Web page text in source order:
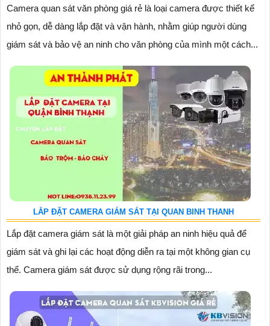
Camera quan sát văn phòng giá rẻ là loại camera được thiết kế
nhỏ gọn, dễ dàng lắp đặt và vận hành, nhằm giúp người dùng
giám sát và bảo vệ an ninh cho văn phòng của mình một cách...
LẮP ĐẶT CAMERA GIÁM SÁT TẠI QUAN BINH THANH
Lắp đặt camera giám sát là một giải pháp an ninh hiệu quả để
giám sát và ghi lại các hoạt động diễn ra tại một không gian cụ
thể. Camera giám sát được sử dụng rộng rãi trong...